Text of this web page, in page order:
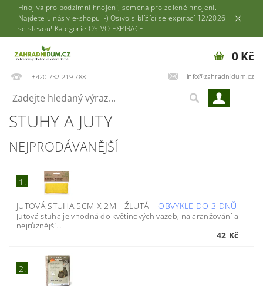
Hnojiva pro podzimní hnojení, semena pro zelené hnojení.
Najdete u nás v e-shopu :-) Osivo s blížící se expirací 12/2026
se slevou! Kategorie OSIVO EXPIRACE.
+420 732 219 788 info@zahradnidum.cz
0 Kč
STUHY A JUTY
NEJPRODÁVANĚJŠÍ
1.
JUTOVÁ STUHA 5CM X 2M - ŽLUTÁ – OBVYKLE DO 3 DNŮ
Jutová stuha je vhodná do květinových vazeb, na aranžování a
nejrůznější...
42 Kč
2.